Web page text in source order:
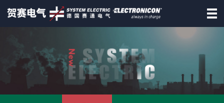
德国赛通